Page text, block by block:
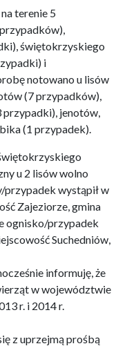
terenie 5
świętokrzyskiego
i
notowano u lisów
(7 przypadków),
przypadki), jenotów,
(1 przypadek).
u 2 lisów wolno
przypadek wystąpił w
Zajeziorze, gmina
ognisko/przypadek
Suchedniów,
informuję, że
w województwie
r. i 2014 r.
z uprzejmą prośbą